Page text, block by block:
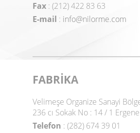
Fax: (212) 422 83 63
E-mail : info@nilorme.com
FABRİKA
Velimeşe Organize Sanayi
236 cı Sokak No : 14 / 1
Telefon : (282) 674 39 01